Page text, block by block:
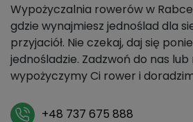
Wypożyczalnia rowerów w
gdzie wynajmiesz jednoślad dla
przyjaciół. Nie czekaj, daj się
jednośladzie. Zadzwoń do nas lub
wypożyczymy Ci rower i
+48 737 675 888